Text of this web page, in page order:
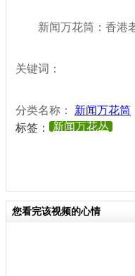
新闻万花筒：香港老
关键词：
分类名称： 新闻万花筒
标签：
新闻万花丛
您看完该视频的心情